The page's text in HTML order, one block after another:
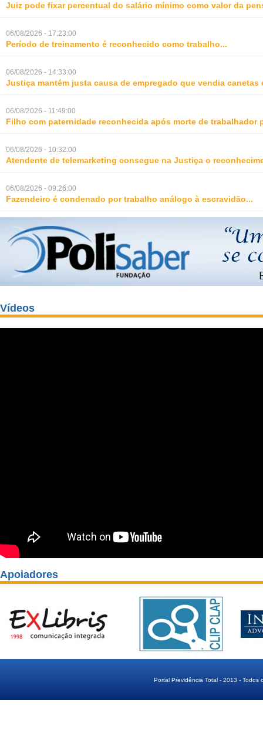
Juiz pode fixar percentual do salário mínimo como valor da
06/08/2026 - 17:23:00
Período de treinamento é reconhecido como trabalho...
06/08/2026 - 14:33:00
Justiça mantém justa causa de empregado que vendia canetas
06/08/2026 - 11:49:00
Filho com paternidade reconhecida após morte de trabalhador
06/08/2026 - 10:32:00
Atendente de telemarketing consegue na Justiça o
06/08/2026 - 09:26:00
Fazendeiro é condenado por trabalho análogo à escravidão...
Vídeos
Apoiadores
Portal Previdência Total - 2013 - Todos